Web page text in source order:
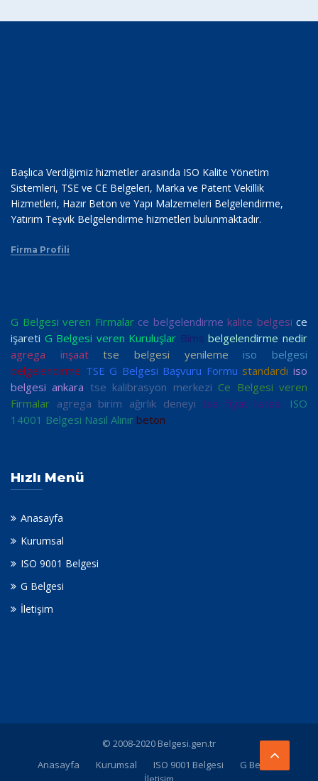
Başlıca Verdiğimiz hizmetler arasında ISO Kalite Yönetim
Sistemleri, TSE ve CE Belgeleri, Marka ve Patent Vekillik
Hizmetleri, Hazır Beton ve Yapı Malzemeleri Belgelendirme,
Yatırım Teşvik Belgelendirme hizmetleri bulunmaktadır.
Firma Profili
G Belgesi veren Firmalar ce belgelendirme kalite belgesi ce
işareti G Belgesi veren Kuruluşlar Bims belgelendirme nedir
agrega inşaat
tse belgesi yenileme
iso belgesi
belgelendirme TSE G Belgesi Başvuru Formu standardı iso
belgesi ankara tse kalibrasyon merkezi Ce Belgesi veren
Firmalar agrega birim ağırlık deneyi tse fiyat listesi
ISO
14001 Belgesi Nasıl Alınır beton
Hızlı Menü
Anasayfa
Kurumsal
ISO 9001 Belgesi
G Belgesi
İletişim
© 2008-2020 Belgesi.gen.tr
Anasayfa
Kurumsal ISO 9001 Belgesi
G Belgesi